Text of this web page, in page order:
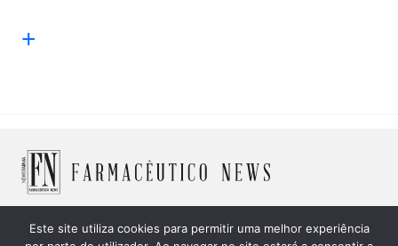
+
Este site utiliza cookies para permitir uma melhor experiência